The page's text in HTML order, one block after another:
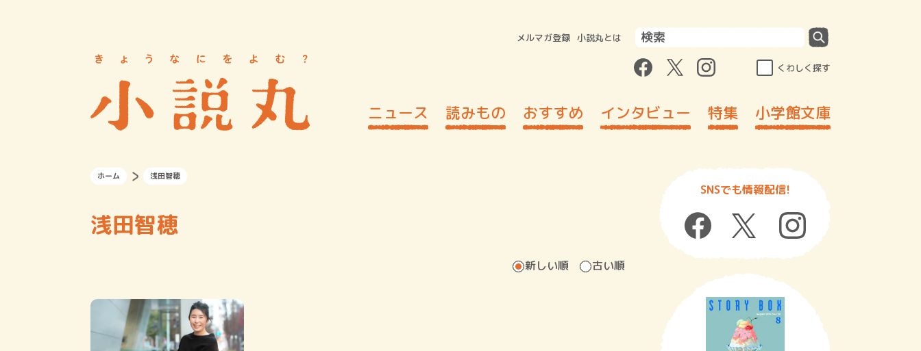
メルマガ登録 小説丸とは
くわしく探す
ニュース 読みもの おすすめ インタビュー 特集 小学館文庫
ホーム 浅田智穂
浅田智穂
新しい順 古い順
SNSでも情報配信!